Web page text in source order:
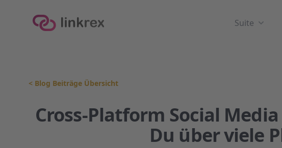
linkrex Suite
< Blog Beiträge Übersicht
Cross-Platform Social
Du über viele